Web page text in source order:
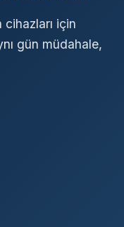
için
gün müdahale,